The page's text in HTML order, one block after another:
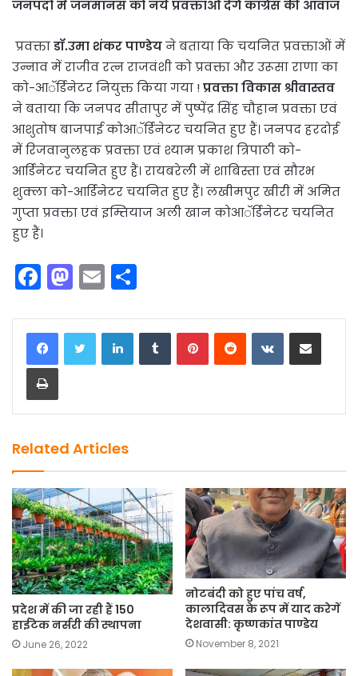
जनपदों में जनमानस को नये प्रवक्ताओं देंगे कांग्रेस की आवाज
प्रवक्ताडॉ.उमा शंकर पाण्डेयने बताया कि चयनित प्रवक्ताओं में
उन्नाव में राजीव रत्न राजवंशी को प्रवक्ता और उरूसा राणा का
को-आॅर्डिनेटर नियुक्त किया गया ! प्रवक्ता विकास श्रीवास्तव
ने बताया कि जनपद सीतापुर में पुष्पेंद्र सिंह चौहान प्रवक्ता एवं
आशुतोष बाजपाई कोआॅर्डिनेटर चयनित हुए हैं। जनपद हरदोई
में रिजवानुलहक प्रवक्ता एवं श्याम प्रकाश त्रिपाठी को-
आर्डिनेटर चयनित हुए हैं। रायबरेली में शाबिस्ता एवं सौरभ
शुक्ला को-आर्डिनेटर चयनित हुए हैं। लखीमपुर खीरी में अमित
गुप्ता प्रवक्ता एवं इम्तियाज अली खान कोआॅर्डिनेटर चयनित
हुए हैं।
F
a
c
e
b
o
k
M
a
st
o
o
E
m
ai ar
LinkedInTumblrPinterestReddit VKontakteShare via Email
Print
Related Articles
प्रदेश में की जा रही हैं 150
हाईटेक नर्सरी की स्थापना
June 26, 2022
नोटबंदी को हुए पांच वर्ष,
कालादिवस के रूप में याद करेगें
देशवासी: कृष्णकांत पाण्डेय
November 8, 2021